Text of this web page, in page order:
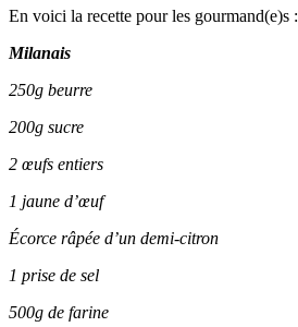
En voici la recette pour les gourmand(e)s :
Milanais
250g beurre
200g sucre
2 œufs entiers
1 jaune d’œuf
Écorce râpée d’un demi-citron
1 prise de sel
500g de farine